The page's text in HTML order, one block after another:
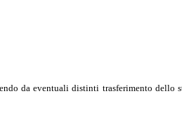
da eventuali distinti trasferimento